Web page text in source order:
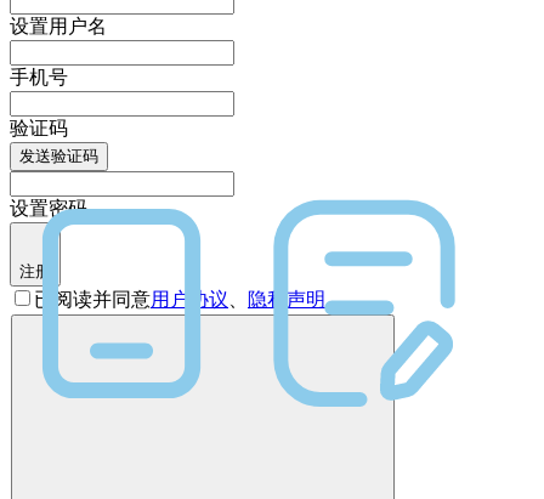
设置用户名
手机号
验证码
发送验证码
设置密码
注册
已阅读并同意用户协议 隐私声明